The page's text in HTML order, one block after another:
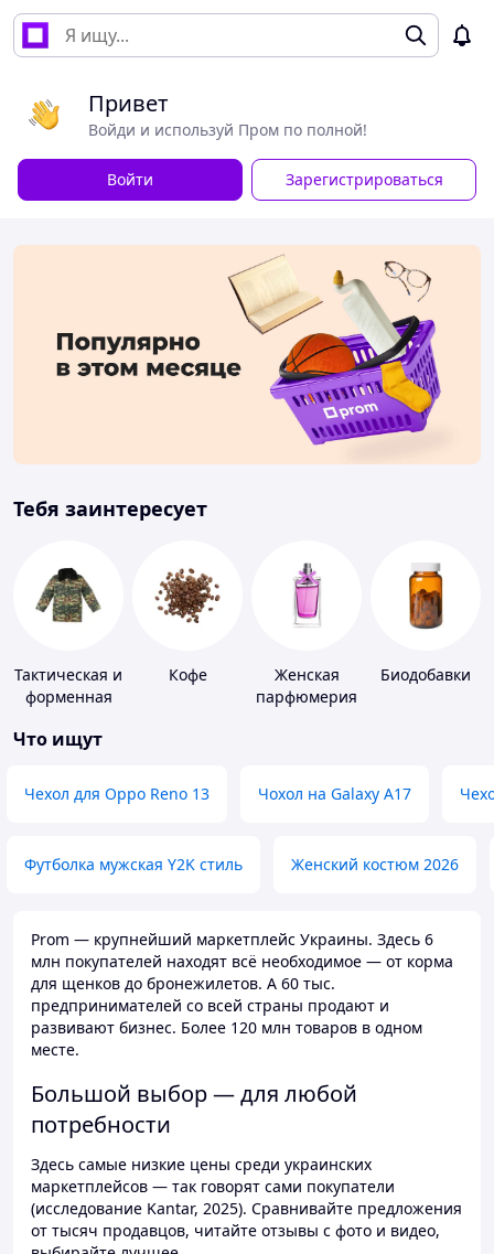
Привет
Войди и используй Пром по полной!
Войти Зарегистрироваться
Тебя заинтересует
Тактическая и
форменная
Кофе
Женская
парфюмерия
Биодобавки
Что ищут
Чехол для Oppo Reno 13 Чохол на Galaxy A17
Футболка мужская Y2K стиль Женский костюм 2026
Prom — крупнейший маркетплейс Украины. Здесь 6
млн покупателей находят всё необходимое — от корма
для щенков до бронежилетов. А 60 тыс.
предпринимателей со всей страны продают и
развивают бизнес. Более 120 млн товаров в одном
месте.
Большой выбор — для любой
потребности
Здесь самые низкие цены среди украинских
маркетплейсов — так говорят сами покупатели
(исследование Kantar, 2025). Сравнивайте предложения
от тысяч продавцов, читайте отзывы с фото и видео,